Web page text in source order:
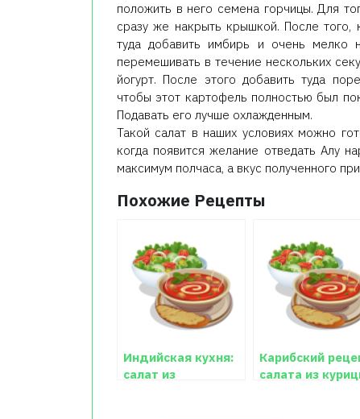
положить в него семена горчицы. Для
сразу же накрыть крышкой. После того,
туда добавить имбирь и очень мелко
перемешивать в течение нескольких
йогурт. После этого добавить туда
чтобы этот картофель полностью был
Подавать его лучше охлажденным.
Такой салат в наших условиях можно
когда появится желание отведать Алу
максимум полчаса, а вкус полученного
Похожие Рецепты
Индийская кухня:
салат из
Карибский
салата из